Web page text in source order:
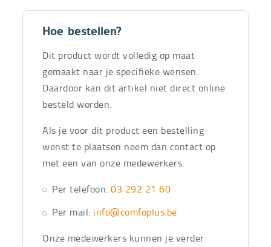
Hoe bestellen?
Dit product wordt volledig op maat
gemaakt naar je specifieke wensen.
Daardoor kan dit artikel niet direct online
besteld worden.
Als je voor dit product een bestelling
wenst te plaatsen neem dan contact op
met een van onze medewerkers:
Per telefoon:03 292 21 60
Per mail: info@comfoplus.be
Onze medewerkers kunnen je verder